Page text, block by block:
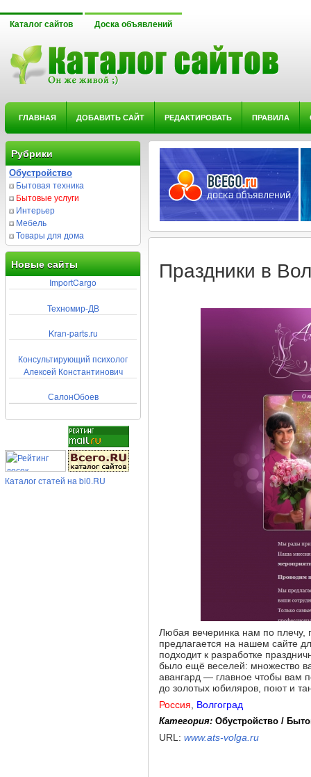
Каталог сайтов Доска объявлений
ГЛАВНАЯ ДОБАВИТЬ САЙТ РЕДАКТИРОВАТЬ ПРАВИЛА
Рубрики
Обустройство
Бытовая техника
Бытовые услуги
Интерьер
Мебель
Товары для дома
Новые сайты
ImportCargo
Техномир-ДВ
Kran-parts.ru
Консультирующий психолог
Алексей Константинович
СалонОбоев
Каталог статей на bi0.RU
Праздники в
Любая вечеринка нам по плечу,
предлагается на нашем сайте
подходит к разработке
было ещё веселей: множество
авангард — главное чтобы вам
до золотых юбиляров, поют и
Россия
Волгоград
Категория: Обустройство /
URL: www.ats-volga.ru